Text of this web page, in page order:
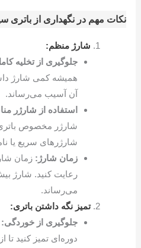
نکات مهم در نگهداری از باتری
شارژ منظم:
جلوگیری از تخلیه
همیشه کمی شارژ
آن آسیب می‌رساند.
استفاده از شارژر
شارژر مخصوص
شارژرهای سریع یا
زمان شارژ: زمان
رعایت کنید. شارژ
می‌رساند.
تمیز نگه داشتن باتری:
جلوگیری از خوردگی:
دوره‌ای تمیز کنید